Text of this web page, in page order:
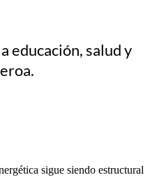
educación, salud y
sigue siendo estructural